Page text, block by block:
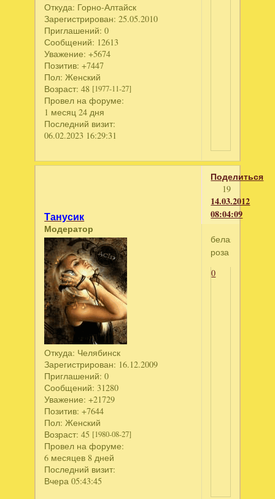
Откуда: Горно-Алтайск
Зарегистрирован: 25.05.2010
Приглашений: 0
Сообщений: 12613
Уважение: +5674
Позитив: +7447
Пол: Женский
Возраст: 48 [1977-11-27]
Провел на форуме:
1 месяц 24 дня
Последний визит:
06.02.2023 16:29:31
Поделиться
19
14.03.2012
08:04:09
Танусик
Модератор
Откуда: Челябинск
Зарегистрирован: 16.12.2009
Приглашений: 0
Сообщений: 31280
Уважение: +21729
Позитив: +7644
Пол: Женский
Возраст: 45 [1980-08-27]
Провел на форуме:
6 месяцев 8 дней
Последний визит:
Вчера 05:43:45
белая
роза
0